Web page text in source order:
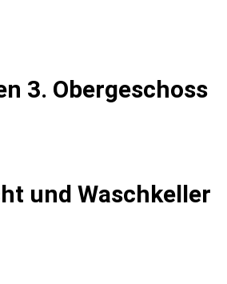
3. Obergeschoss
und Waschkeller